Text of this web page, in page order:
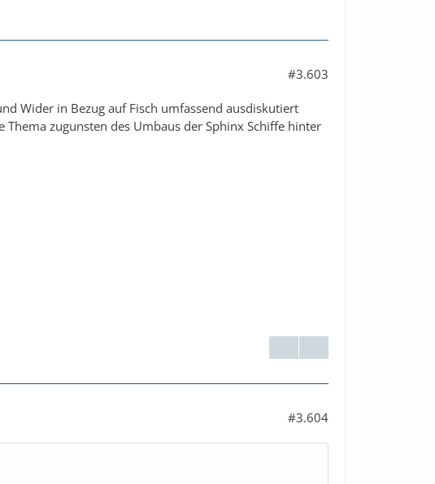
#3.603
Wider in Bezug auf Fisch umfassend ausdiskutiert
Thema zugunsten des Umbaus der Sphinx Schiffe hinter
#3.604